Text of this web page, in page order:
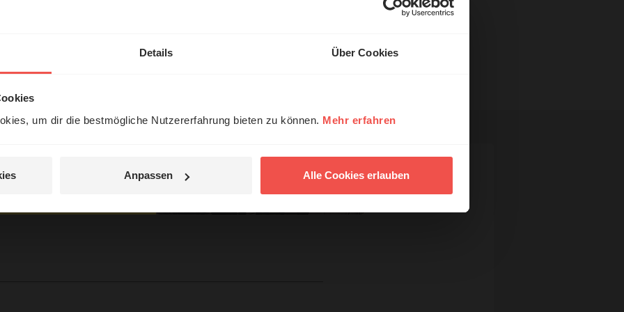
Details Über Cookies
um dir die bestmögliche Nutzererfahrung bieten zu können. Mehr erfahren
Anpassen Alle Cookies erlauben
mal!
unsere Hörerinnen
mit Gott ...
Jetzt Geschichten